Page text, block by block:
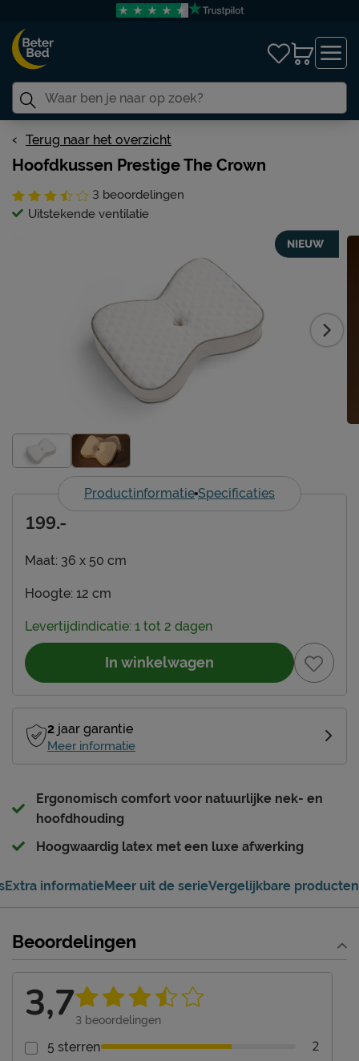
Terug naar het overzicht
Hoofdkussen Prestige The Crown
3 beoordelingen
Uitstekende ventilatie
Productinformatie Specificaties
Maat: 36 x 50 cm
Hoogte: 12 cm
199.-
Levertijdindicatie: 1 tot 2 dagen
In winkelwagen
2 jaar garantie
Meer informatie
Ergonomisch comfort voor natuurlijke nek- en
hoofdhouding
Hoogwaardig latex met een luxe afwerking
Extra informatieMeer uit de serieVergelijkbare producten
Beoordelingen
3,73 beoordelingen
5 sterren 2